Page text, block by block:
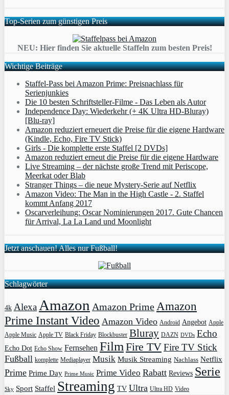
Top-Serien zum günstigen Preis
NEU: Hier finden Sie aktuelle Staffeln zum besten Preis!
Wichtige Beiträge
Staffel-Pass bei Amazon Prime: Preisnachlass für
Serienjunkies
Die 10 besten Schriftsteller-Filme - Das Leben als Autor
Independence Day: Wiederkehr (+ 4K Ultra HD-Bluray)
[Blu-ray]
Amazon reduziert erneuert die Preise für die eigene Hardware
(Kindle, Echo, Fire TV Stick)
Girls - Die komplette erste Staffel [2 DVDs]
Amazon reduziert erneut die Preise für die eigene Hardware
Live Streaming – der nächste große Trend mit Periscope,
Meerkat oder Blab
Stranger Things – die neue Mystery-Serie auf Netflix
Amazon Video: The Man in the High Castle - 2. Staffel
kommt Anfang 2017
Oscarverleihung: Oscar Nominierungen 2017. Gute Chancen
für Arrival, La La Land und Moonlight
Jetzt anschauen! Alles nur Fußball!
Schlagwörter
4k AlexaAmazon Amazon PrimeAmazon
Prime Instant Video Amazon Video Android Angebot Apple
Apple Music Apple TV Black Friday Blockbuster Bluray DAZN DVDs Echo
Echo Dot Echo Show Fernsehen FilmFire TVFire TV Stick
Fußball komplette Mediaplayer Musik Musik Streaming Nachlass Netflix
Prime Prime Day Prime Music Prime Video Rabatt Reviews Serie
Sky Sport Staffel Streaming TV Ultra Ultra HD Video